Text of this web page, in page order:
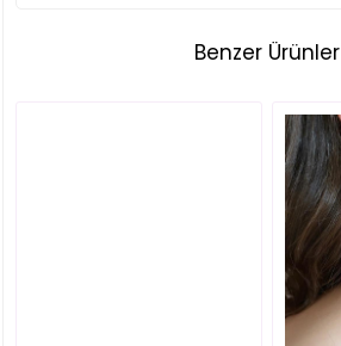
Benzer Ürünler